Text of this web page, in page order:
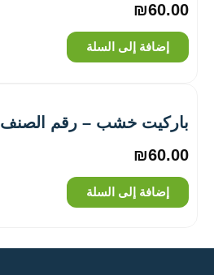
₪60.00
إضافة إلى السلة
باركيت خشب – رقم الصنف ‎702
₪60.00
إضافة إلى السلة